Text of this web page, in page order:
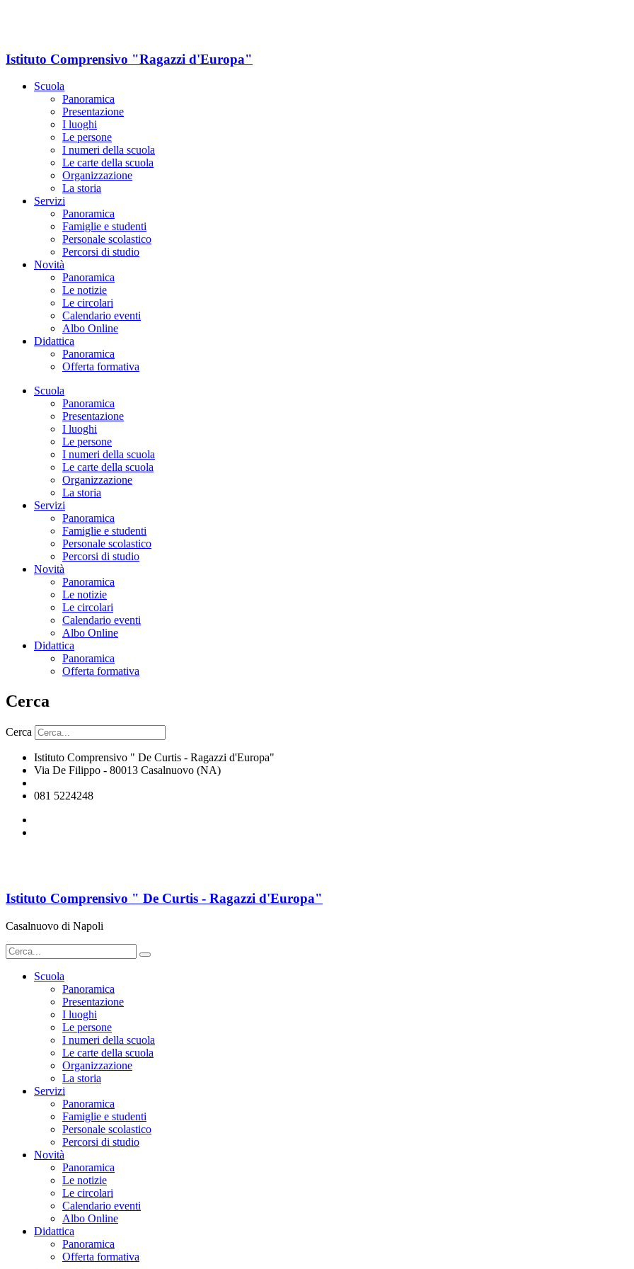
Istituto Comprensivo "Ragazzi d'Europa"
Scuola
Panoramica
Presentazione
I luoghi
Le persone
I numeri della scuola
Le carte della scuola
Organizzazione
La storia
Servizi
Panoramica
Famiglie e studenti
Personale scolastico
Percorsi di studio
Novità
Panoramica
Le notizie
Le circolari
Calendario eventi
Albo Online
Didattica
Panoramica
Offerta formativa
Scuola
Panoramica
Presentazione
I luoghi
Le persone
I numeri della scuola
Le carte della scuola
Organizzazione
La storia
Servizi
Panoramica
Famiglie e studenti
Personale scolastico
Percorsi di studio
Novità
Panoramica
Le notizie
Le circolari
Calendario eventi
Albo Online
Didattica
Panoramica
Offerta formativa
Cerca
Cerca
Istituto Comprensivo " De Curtis - Ragazzi d'Europa"
Via De Filippo - 80013 Casalnuovo (NA)
081 5224248
Istituto Comprensivo " De Curtis - Ragazzi d'Europa"
Casalnuovo di Napoli
Scuola
Panoramica
Presentazione
I luoghi
Le persone
I numeri della scuola
Le carte della scuola
Organizzazione
La storia
Servizi
Panoramica
Famiglie e studenti
Personale scolastico
Percorsi di studio
Novità
Panoramica
Le notizie
Le circolari
Calendario eventi
Albo Online
Didattica
Panoramica
Offerta formativa